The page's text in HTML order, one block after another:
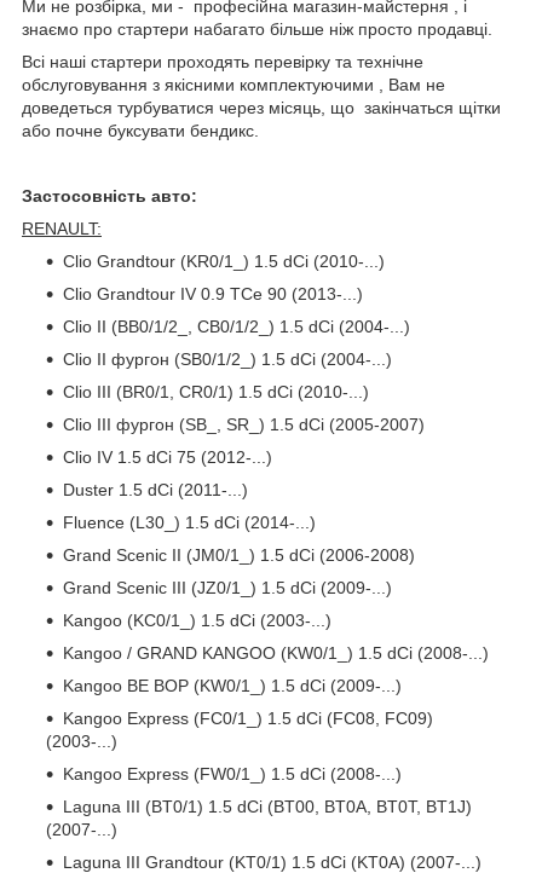
Ми не розбірка, ми - професійна магазин-майстерня , і
знаємо про стартери набагато більше ніж просто продавці.
Всі наші стартери проходять перевірку та технічне
обслуговування з якісними комплектуючими , Вам не
доведеться турбуватися через місяць, що закінчаться щітки
або почне буксувати бендикс.
Застосовність авто:
RENAULT:
Clio Grandtour (KR0/1_) 1.5 dCi (2010-...)
Clio Grandtour IV 0.9 TCe 90 (2013-...)
Clio II (BB0/1/2_, CB0/1/2_) 1.5 dCi (2004-...)
Clio II фургон (SB0/1/2_) 1.5 dCi (2004-...)
Clio III (BR0/1, CR0/1) 1.5 dCi (2010-...)
Clio III фургон (SB_, SR_) 1.5 dCi (2005-2007)
Clio IV 1.5 dCi 75 (2012-...)
Duster 1.5 dCi (2011-...)
Fluence (L30_) 1.5 dCi (2014-...)
Grand Scenic II (JM0/1_) 1.5 dCi (2006-2008)
Grand Scenic III (JZ0/1_) 1.5 dCi (2009-...)
Kangoo (KC0/1_) 1.5 dCi (2003-...)
Kangoo / GRAND KANGOO (KW0/1_) 1.5 dCi (2008-...)
Kangoo BE BOP (KW0/1_) 1.5 dCi (2009-...)
Kangoo Express (FC0/1_) 1.5 dCi (FC08, FC09)
(2003-...)
Kangoo Express (FW0/1_) 1.5 dCi (2008-...)
Laguna III (BT0/1) 1.5 dCi (BT00, BT0A, BT0T, BT1J)
(2007-...)
Laguna III Grandtour (KT0/1) 1.5 dCi (KT0A) (2007-...)